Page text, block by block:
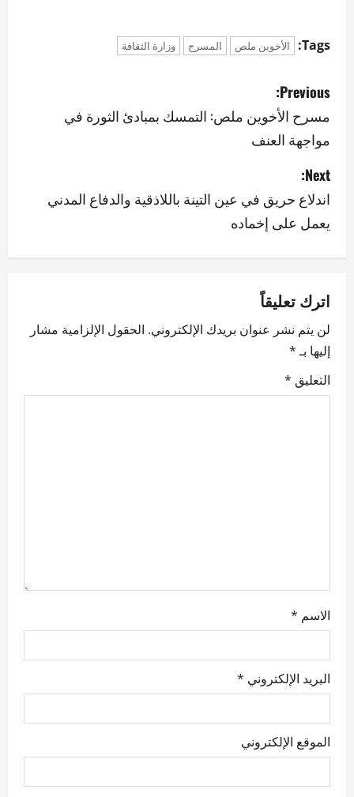
Tags: الأخوين ملص المسرح وزارة الثقافة
P
o
s
t
n
a
i
g
a
Previous:
مسرح الأخوين ملص: التمسك بمبادئ الثورة في
مواجهة العنف
Next:
اندلاع حريق في عين التينة باللاذقية والدفاع المدني
يعمل على إخماده
اترك تعليقاً
لن يتم نشر عنوان بريدك الإلكتروني. الحقول الإلزامية مشار
إليها بـ*
التعليق *
الاسم *
البريد الإلكتروني *
الموقع الإلكتروني